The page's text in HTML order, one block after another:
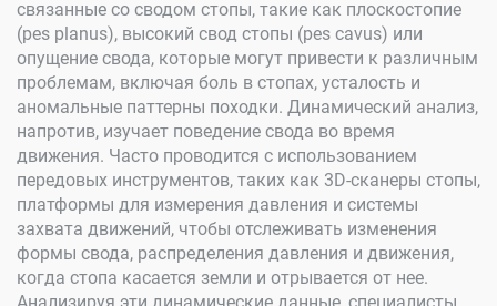
связанные со сводом стопы, такие как плоскостопие
(pes planus), высокий свод стопы (pes cavus) или
опущение свода, которые могут привести к различным
проблемам, включая боль в стопах, усталость и
аномальные паттерны походки. Динамический анализ,
напротив, изучает поведение свода во время
движения. Часто проводится с использованием
передовых инструментов, таких как 3D-сканеры стопы,
платформы для измерения давления и системы
захвата движений, чтобы отслеживать изменения
формы свода, распределения давления и движения,
когда стопа касается земли и отрывается от нее.